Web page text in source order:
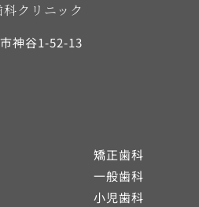
クリニック
神谷1-52-13
矯正歯科
一般歯科
小児歯科